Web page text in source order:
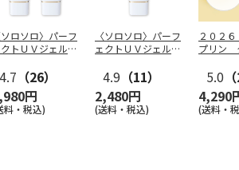
ソロソロ〉パーフ
クトＵＶジェル
4.7 （26）
円
料・税込)
〈ソロソロ〉パーフ
ェクトＵＶジェル
4.9 （11）
2,480円
(送料・税込)
２０２
プリン
個セ…
5.0
4,290
(送料・税